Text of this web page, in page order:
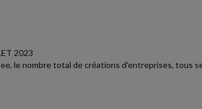
2023
le nombre total de créations d'entreprises, tous